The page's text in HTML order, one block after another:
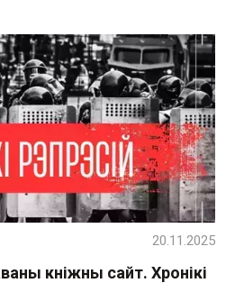
кніжны сайт. Хронікі
20.11.2025